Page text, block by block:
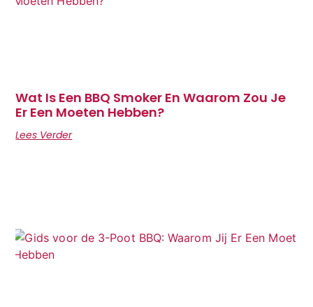
Wat Is Een BBQ Smoker En Waarom Zou Je
Er Een Moeten Hebben?
Lees Verder